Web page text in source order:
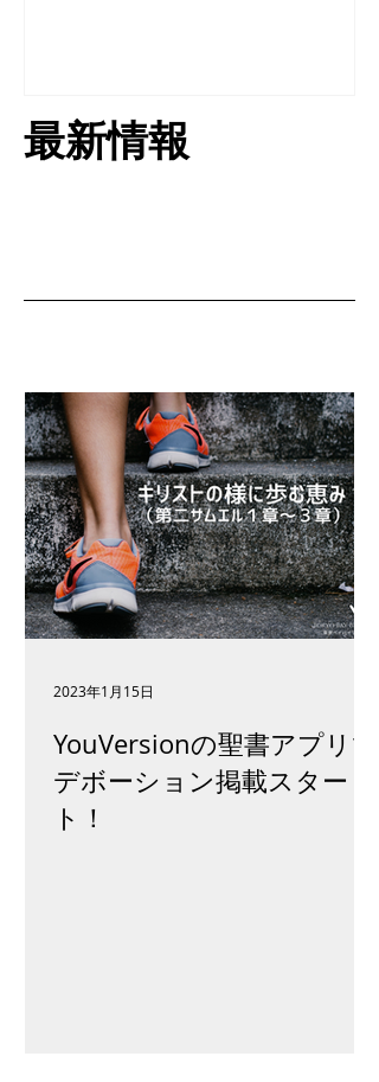
​最新情報
YouVersionの聖書アプリで
デボーション掲載スター
ト！
2023年1月15日